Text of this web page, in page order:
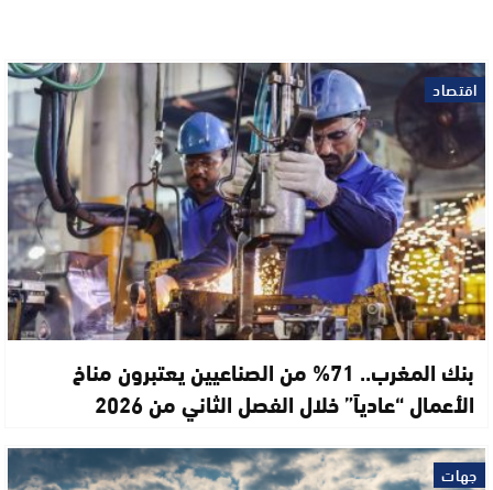
اقتصاد
بنك المغرب.. 71% من الصناعيين يعتبرون مناخ
الأعمال “عادياً” خلال الفصل الثاني من 2026
جهات